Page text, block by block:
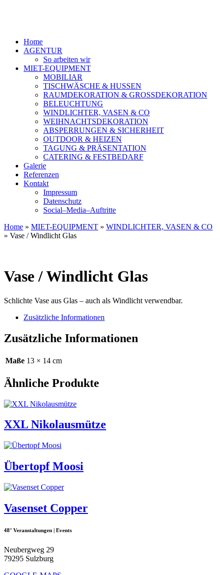
Home
AGENTUR
So arbeiten wir
MIET-EQUIPMENT
MOBILIAR
TISCHWÄSCHE & HUSSEN
RAUMDEKORATION & GROSSDEKORATION
BELEUCHTUNG
WINDLICHTER, VASEN & CO
WEIHNACHTSDEKORATION
ABSPERRUNGEN & SICHERHEIT
OUTDOOR & HEIZEN
TAGUNG & PRÄSENTATION
CATERING & FESTBEDARF
Galerie
Referenzen
Kontakt
Impressum
Datenschutz
Social–Media–Auftritte
Home » MIET-EQUIPMENT » WINDLICHTER, VASEN & CO
» Vase / Windlicht Glas
Vase / Windlicht Glas
Schlichte Vase aus Glas – auch als Windlicht verwendbar.
Zusätzliche Informationen
Zusätzliche Informationen
Maße 13 × 14 cm
Ähnliche Produkte
XXL Nikolausmütze
Übertopf Moosi
Vasenset Copper
48° Veranstaltungen | Events
Neubergweg 29
79295 Sulzburg